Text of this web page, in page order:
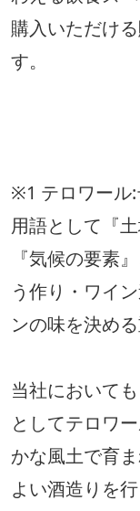
購入いただけ
す。
※1 テロワール
用語として『
『気候の要素
う作り・ワイ
ンの味を決め
当社において
としてテロワ
かな風土で育
よい酒造りを行